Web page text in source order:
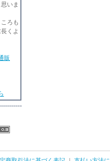
いま
。
ろも
くよ
販